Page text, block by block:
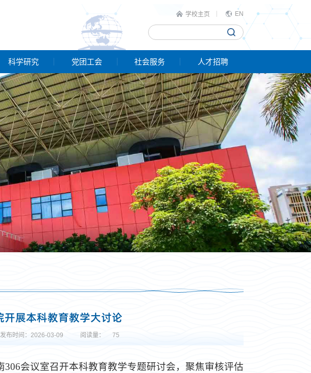
学校主页 EN
科学研究 党团工会 社会服务 人才招聘
开展本科教育教学大讨论
发布时间：2026-03-09 阅读量： 75
会议室召开本科教育教学专题研讨会，聚焦审核评估